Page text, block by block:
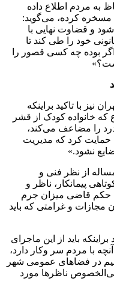
به مردم اطلاع داده
مسخره کرده، می‌گوید:
شود و قضاوت نهایی با
خود را طی کند تا
بوده چه کسی قصور را
با تاکید براینکه
که خانواده کودک از قشر
را مضاعف می‌کند،
حمایت کرد که مدیریت
نشود.»
از نظر فنی و
پیمانکار، ناظر و
قاضی میزان جرم
مجازات و غرامتی که باید
باید از این ماجرای
با مردم سر وکار دارد،
در فضاهای عمومی شهر
ناظرها مورد